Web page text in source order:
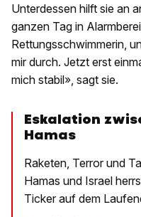
Unterdessen hilft sie an
ganzen Tag in
Rettungsschwimmerin,
mir durch. Jetzt erst
mich stabil», sagt sie.
Eskalation
Hamas
Raketen, Terror und
Hamas und Israel
Ticker auf dem